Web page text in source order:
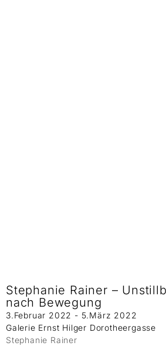
Stephanie Rainer –
nach Bewegung
3.Februar 2022 - 5.März 2022
Galerie Ernst Hilger Dorotheergasse
Stephanie Rainer